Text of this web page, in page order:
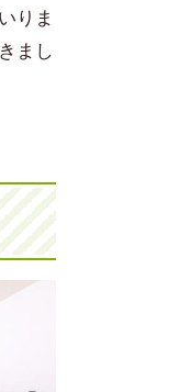
りま
まし